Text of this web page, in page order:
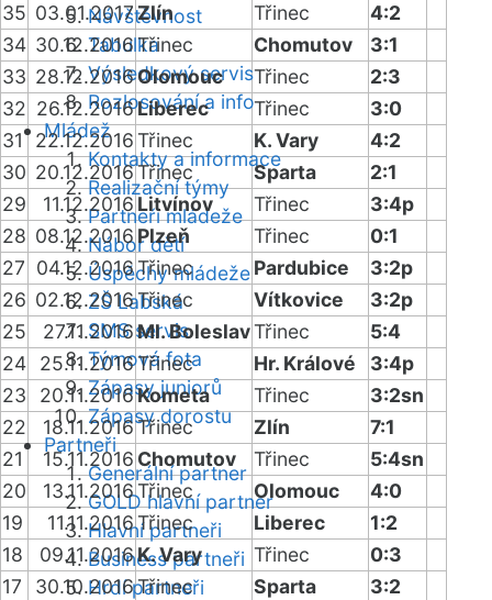
Návštěvnost
Tabulka
Výsledkový servis
Rozlosování a info
Mládež
Kontakty a informace
Realizační týmy
Partneři mládeže
Nábor dětí
Úspěchy mládeže
ZŠ Labská
SMS servis
Týmová fota
Zápasy juniorů
Zápasy dorostu
Partneři
Generální partner
GOLD hlavní partner
Hlavní partneři
Business partneři
Hrdí partneři
35 03.01.2017Zlín Třinec
4:2
34 30.12.2016Třinec Chomutov
3:1
33 28.12.2016Olomouc Třinec
2:3
32 26.12.2016Liberec Třinec
3:0
31
22.12.2016Třinec K. Vary
4:2
30 20.12.2016Třinec Sparta
2:1
29
11.12.2016 Litvínov Třinec
3:4p
28 08.12.2016 Plzeň Třinec
0:1
27 04.12.2016Třinec Pardubice
3:2p
26 02.12.2016Třinec Vítkovice
3:2p
25
27.11.2016Ml. BoleslavTřinec
5:4
24
25.11.2016Třinec Hr. Králové
3:4p
23
20.11.2016Kometa Třinec
3:2sn
22
18.11.2016Třinec Zlín
7:1
21
15.11.2016 Chomutov Třinec
5:4sn
20
13.11.2016Třinec Olomouc
4:0
19
11.11.2016Třinec Liberec
1:2
18
09.11.2016K. Vary Třinec
0:3
17
30.10.2016Třinec Sparta
3:2